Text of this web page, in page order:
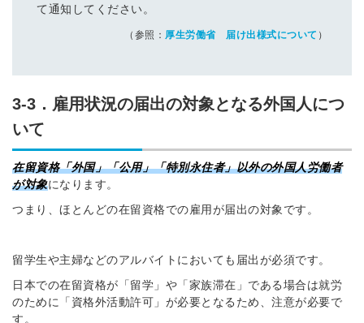
て通知してください。
（参照： 厚生労働省 届け出様式について ）
3-3．雇用状況の届出の対象となる外国人につ
いて
在留資格「外国」「公用」「特別永住者」以外の外国人労働者
が対象になります。
つまり、ほとんどの在留資格での雇用が届出の対象です。
留学生や主婦などのアルバイトにおいても届出が必須です。
日本での在留資格が「留学」や「家族滞在」である場合は就労
のために「資格外活動許可」が必要となるため、注意が必要で
す。